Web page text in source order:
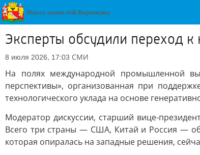
Эксперты обсудили переход
8 июля 2026, 17:03 СМИ
На полях международной промышленной
перспективы», организованная при
технологического уклада на основе
Модератор дискуссии, старший вице-
Всего три страны — США, Китай и Россия —
которая опиралась на западные решения,